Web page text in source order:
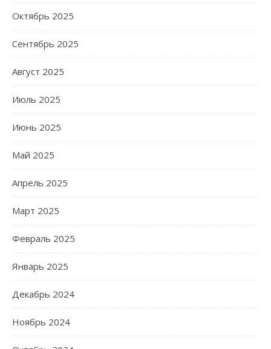
Октябрь 2025
Сентябрь 2025
Август 2025
Июль 2025
Июнь 2025
Май 2025
Апрель 2025
Март 2025
Февраль 2025
Январь 2025
Декабрь 2024
Ноябрь 2024